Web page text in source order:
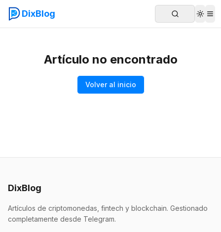
DixBlog
Artículo no encontrado
Volver al inicio
DixBlog
Artículos de criptomonedas, fintech y blockchain. Gestionado
completamente desde Telegram.